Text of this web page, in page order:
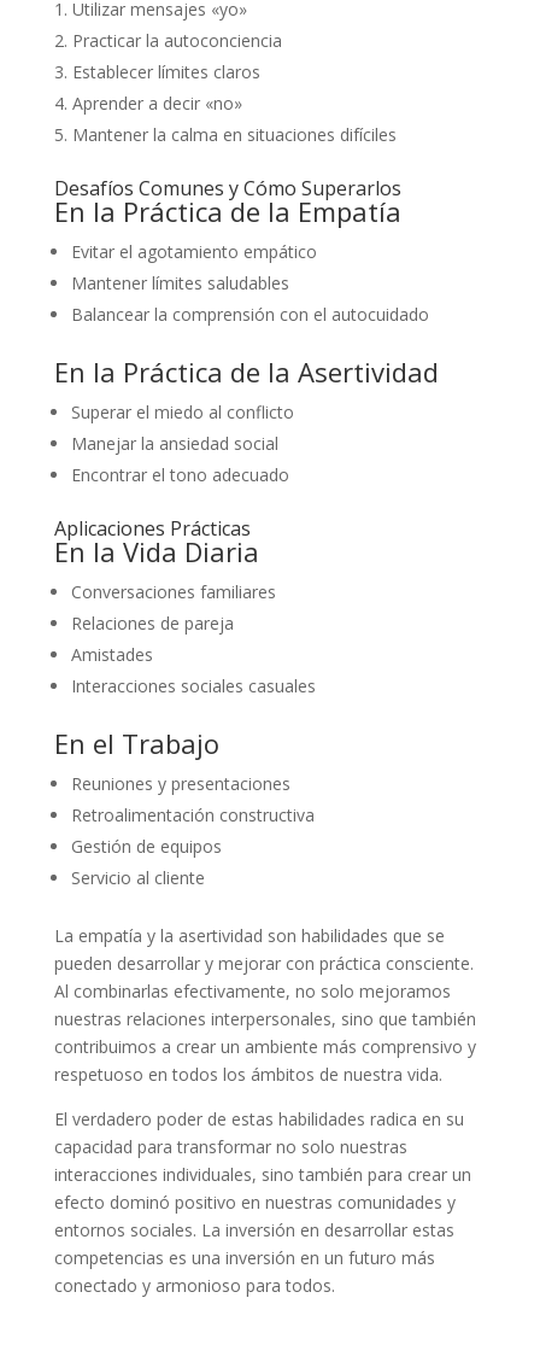
Utilizar mensajes «yo»
Practicar la autoconciencia
Establecer límites claros
Aprender a decir «no»
Mantener la calma en situaciones difíciles
Desafíos Comunes y Cómo Superarlos
En la Práctica de la Empatía
Evitar el agotamiento empático
Mantener límites saludables
Balancear la comprensión con el autocuidado
En la Práctica de la Asertividad
Superar el miedo al conflicto
Manejar la ansiedad social
Encontrar el tono adecuado
Aplicaciones Prácticas
En la Vida Diaria
Conversaciones familiares
Relaciones de pareja
Amistades
Interacciones sociales casuales
En el Trabajo
Reuniones y presentaciones
Retroalimentación constructiva
Gestión de equipos
Servicio al cliente
La empatía y la asertividad son habilidades que se
pueden desarrollar y mejorar con práctica consciente.
Al combinarlas efectivamente, no solo mejoramos
nuestras relaciones interpersonales, sino que también
contribuimos a crear un ambiente más comprensivo y
respetuoso en todos los ámbitos de nuestra vida.
El verdadero poder de estas habilidades radica en su
capacidad para transformar no solo nuestras
interacciones individuales, sino también para crear un
efecto dominó positivo en nuestras comunidades y
entornos sociales. La inversión en desarrollar estas
competencias es una inversión en un futuro más
conectado y armonioso para todos.